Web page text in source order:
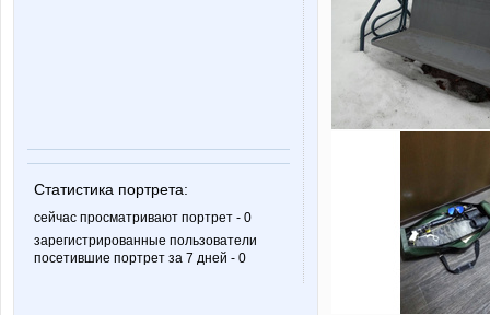
Статистика портрета:
сейчас просматривают портрет - 0
зарегистрированные пользователи
посетившие портрет за 7 дней - 0